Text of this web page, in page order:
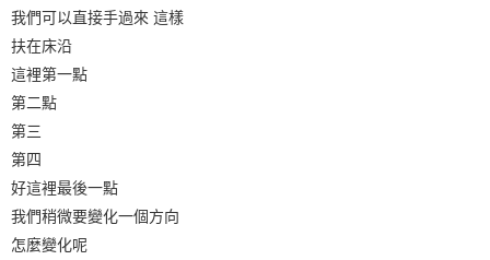
我們可以直接手過來 這樣
扶在床沿
這裡第一點
第二點
第三
第四
好這裡最後一點
我們稍微要變化一個方向
怎麼變化呢